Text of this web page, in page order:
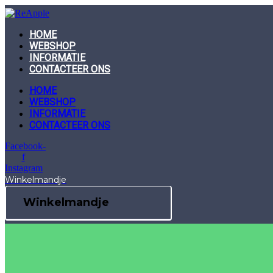
Skip
to
contentHOME
WEBSHOP
INFORMATIE
CONTACTEER ONS
HOME
WEBSHOP
INFORMATIE
CONTACTEER ONS
Facebook-
f
Instagram
Winkelmandje
Winkelmandje